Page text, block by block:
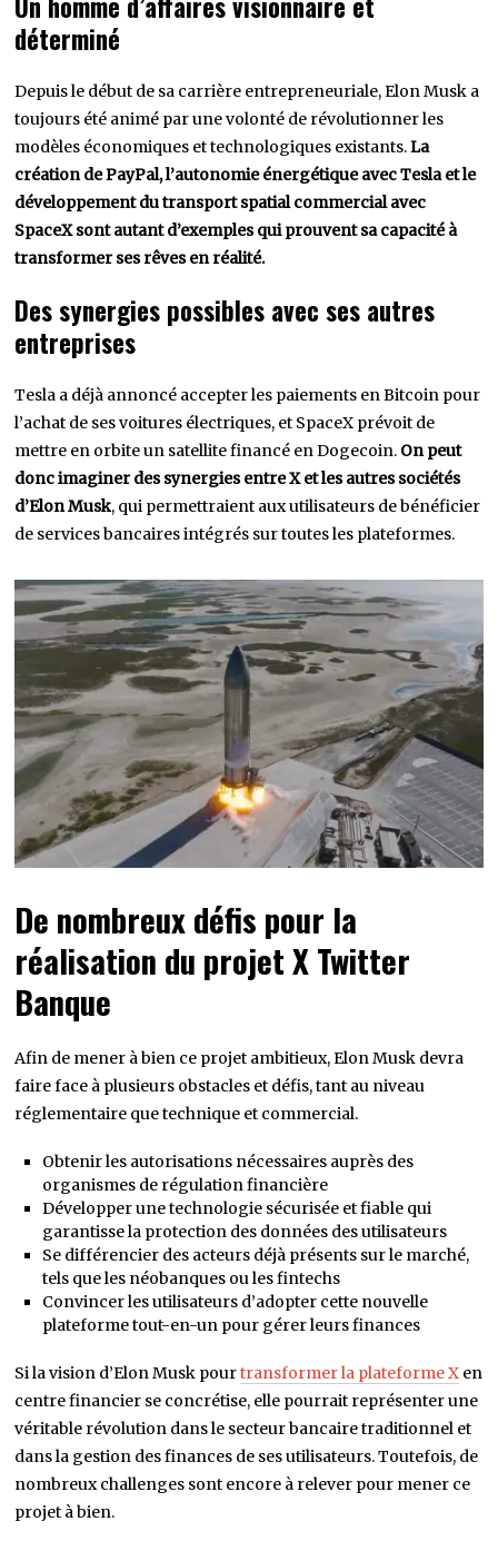
déterminé
Depuis le début de sa carrière entrepreneuriale, Elon Musk a
toujours été animé par une volonté de révolutionner les
modèles économiques et technologiques existants.La
création de PayPal, l’autonomie énergétique avec Tesla et le
développement du transport spatial commercial avec
SpaceX sont autant d’exemples qui prouvent sa capacité à
transformer ses rêves en réalité.
Des synergies possibles avec ses autres
entreprises
Tesla a déjà annoncé accepter les paiements en Bitcoin pour
l’achat de ses voitures électriques, et SpaceX prévoit de
mettre en orbite un satellite financé en Dogecoin. On peut
donc imaginer des synergies entre X et les autres sociétés
d’Elon Musk, qui permettraient aux utilisateurs de bénéficier
de services bancaires intégrés sur toutes les plateformes.
De nombreux défis pour la
réalisation du projet X Twitter
Banque
Afin de mener à bien ce projet ambitieux, Elon Musk devra
faire face à plusieurs obstacles et défis, tant au niveau
réglementaire que technique et commercial.
Obtenir les autorisations nécessaires auprès des
organismes de régulation financière
Développer une technologie sécurisée et fiable qui
garantisse la protection des données des utilisateurs
Se différencier des acteurs déjà présents sur le marché,
tels que les néobanques ou les fintechs
Convincer les utilisateurs d’adopter cette nouvelle
plateforme tout-en-un pour gérer leurs finances
Si la vision d’Elon Musk pourtransformer la plateforme X en
centre financier se concrétise, elle pourrait représenter une
véritable révolution dans le secteur bancaire traditionnel et
dans la gestion des finances de ses utilisateurs. Toutefois, de
nombreux challenges sont encore à relever pour mener ce
projet à bien.